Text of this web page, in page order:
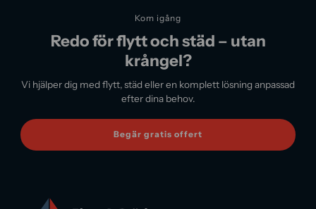
Kom igång
Redo för flytt och städ – utan
krångel?
Vi hjälper dig med flytt, städ eller en komplett lösning anpassad
efter dina behov.
Begär gratis offert